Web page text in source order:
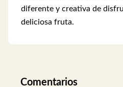
diferente y creativa de
deliciosa fruta.
Comentarios